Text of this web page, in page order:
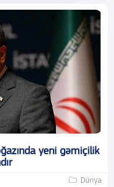
yeni gəmiçilik
Dünya